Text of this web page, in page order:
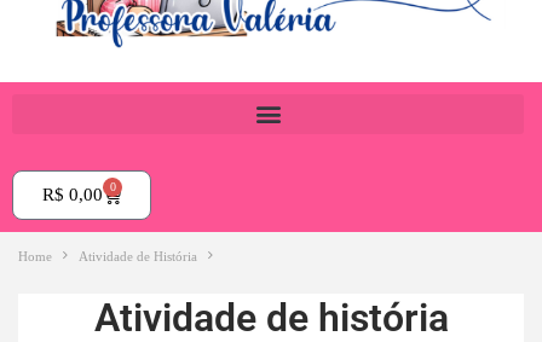
R$ 0,00 0
Home Atividade de História
Atividade de história